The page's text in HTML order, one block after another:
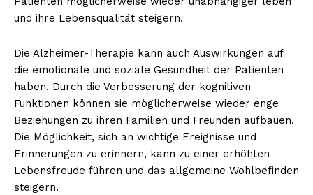
und ihre Lebensqualität steigern.
Die Alzheimer-Therapie kann auch Auswirkungen auf
die emotionale und soziale Gesundheit der Patienten
haben. Durch die Verbesserung der kognitiven
Funktionen können sie möglicherweise wieder enge
Beziehungen zu ihren Familien und Freunden aufbauen.
Die Möglichkeit, sich an wichtige Ereignisse und
Erinnerungen zu erinnern, kann zu einer erhöhten
Lebensfreude führen und das allgemeine Wohlbefinden
steigern.